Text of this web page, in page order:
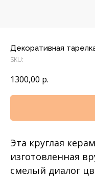
Декоративная
SKU:
1300,00 р.
Эта круглая
изготовленная
смелый диалог